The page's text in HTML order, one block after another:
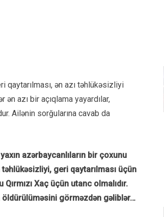
qaytarılması, ən azı təhlükəsizliyi
azı bir açıqlama yayardılar,
Ailənin sorğularına cavab da
azərbaycanlıların bir çoxunu
təhlükəsizliyi, geri qaytarılması üçün
Xaç üçün utanc olmalıdır.
öldürülüməsini görməzdən gəliblər…